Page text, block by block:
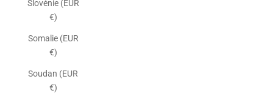
Slovénie (EUR
€)
Somalie (EUR
€)
Soudan (EUR
€)